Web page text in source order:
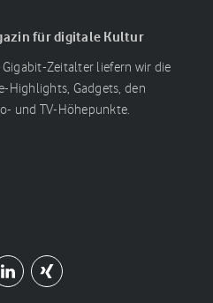
für digitale Kultur
Zeitalter liefern wir die
Highlights, Gadgets, den
und TV-Höhepunkte.